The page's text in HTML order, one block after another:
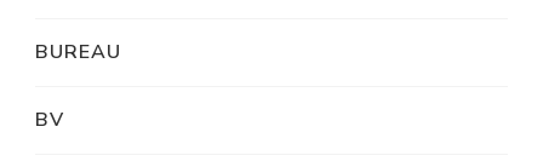
BUREAU
BV